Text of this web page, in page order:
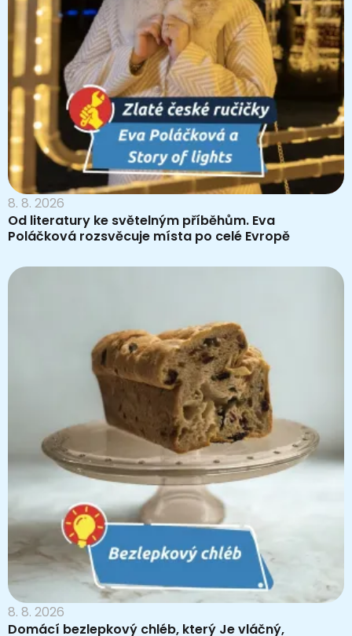
8. 8. 2026
Od literatury ke světelným příběhům. Eva
Poláčková rozsvěcuje místa po celé Evropě
8. 8. 2026
Domácí bezlepkový chléb, který Je vláčný,